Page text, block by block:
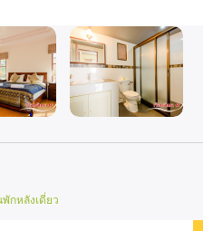
กหลังเดี่ยว